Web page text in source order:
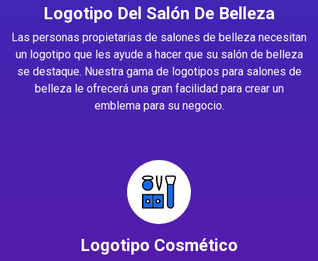
Logotipo Del Salón De Belleza
Las personas propietarias de salones de belleza necesitan
un logotipo que les ayude a hacer que su salón de belleza
se destaque. Nuestra gama de logotipos para salones de
belleza le ofrecerá una gran facilidad para crear un
emblema para su negocio.
Logotipo Cosmético